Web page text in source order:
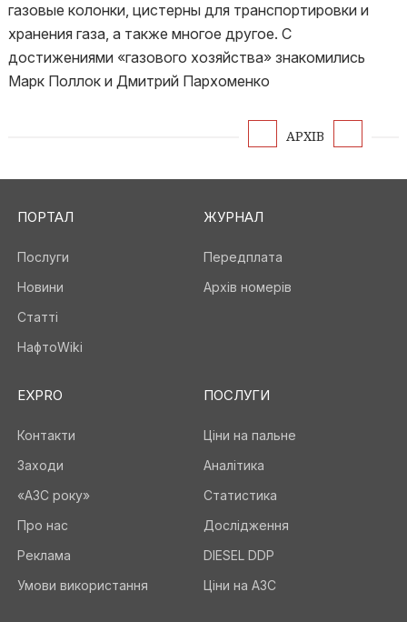
газовые колонки, цистерны для транспортировки и
хранения газа, а также многое другое. С
достижениями «газового хозяйства» знакомились
Марк Поллок и Дмитрий Пархоменко
АРХІВ
ПОРТАЛ
Послуги
Новини
Статті
НафтоWiki
ЖУРНАЛ
Передплата
Архів номерів
EXPRO
Контакти
Заходи
«АЗС року»
Про нас
Реклама
Умови використання
ПОСЛУГИ
Ціни на пальне
Аналітика
Статистика
Дослідження
DIESEL DDP
Ціни на АЗС